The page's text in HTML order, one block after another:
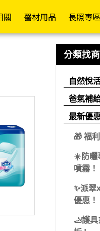
力增飲
桂格/桂格完膳
偉力健
倍速癌症/倍速益
亞培
益富
女性專區
兒童專區
孕媽咪專區
素食專區
送禮專區
依
自
精
桂
關
卡媚迪施
La Roche-Posay 理膚
水
適樂膚
法瑪仕
卡維亞
手護適
醫材用品
防護專區
酒精/消毒用品
長照專區
B款
器
車
車
拐
居家照顧
馬桶椅
洗澡椅
浴廁輔助
照顧床
分類找
自然悅
爸氣補給
最新優
🎁 福
☀️防曬
噴霧！
✨派翠
優惠！
🦶護